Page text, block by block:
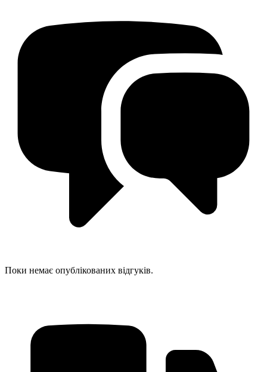
Поки немає опублікованих відгуків.